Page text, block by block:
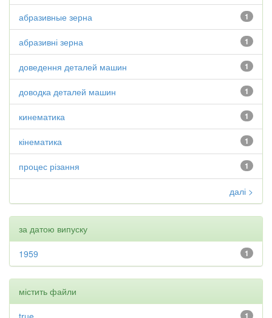
1
абразивные зерна
1
абразивні зерна
1
доведення деталей машин
1
доводка деталей машин
1
кинематика
1
кінематика
1
процес різання
далі >
за датою випуску
1
1959
містить файли
1